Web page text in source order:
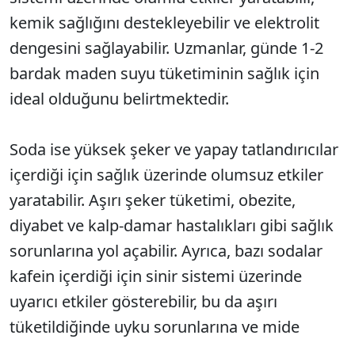
kemik sağlığını destekleyebilir ve elektrolit
dengesini sağlayabilir. Uzmanlar, günde 1-2
bardak maden suyu tüketiminin sağlık için
ideal olduğunu belirtmektedir.
Soda ise yüksek şeker ve yapay tatlandırıcılar
içerdiği için sağlık üzerinde olumsuz etkiler
yaratabilir. Aşırı şeker tüketimi, obezite,
diyabet ve kalp-damar hastalıkları gibi sağlık
sorunlarına yol açabilir. Ayrıca, bazı sodalar
kafein içerdiği için sinir sistemi üzerinde
uyarıcı etkiler gösterebilir, bu da aşırı
tüketildiğinde uyku sorunlarına ve mide